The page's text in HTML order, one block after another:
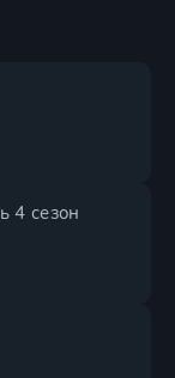
4 сезон